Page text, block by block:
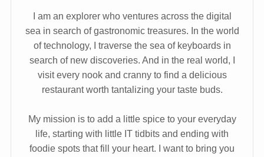
I am an explorer who ventures across the digital
sea in search of gastronomic treasures. In the world
of technology, I traverse the sea of keyboards in
search of new discoveries. And in the real world, I
visit every nook and cranny to find a delicious
restaurant worth tantalizing your taste buds.
My mission is to add a little spice to your everyday
life, starting with little IT tidbits and ending with
foodie spots that fill your heart. I want to bring you